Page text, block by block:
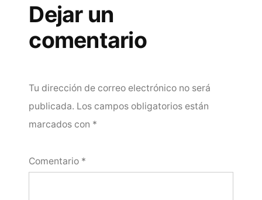
Dejar un
comentario
Tu dirección de correo electrónico no será
publicada. Los campos obligatorios están
marcados con *
Comentario *